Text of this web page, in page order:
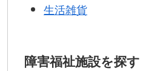
生活雑貨
障害福祉施設を探す